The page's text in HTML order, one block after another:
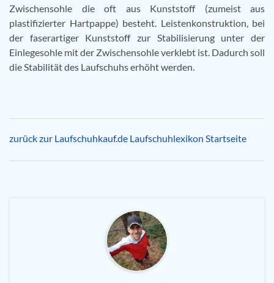
Zwischensohle die oft aus Kunststoff (zumeist aus
plastifizierter Hartpappe) besteht. Leistenkonstruktion, bei
der faserartiger Kunststoff zur Stabilisierung unter der
Einlegesohle mit der Zwischensohle verklebt ist. Dadurch soll
die Stabilität des Laufschuhs erhöht werden.
zurück zur Laufschuhkauf.de Laufschuhlexikon Startseite